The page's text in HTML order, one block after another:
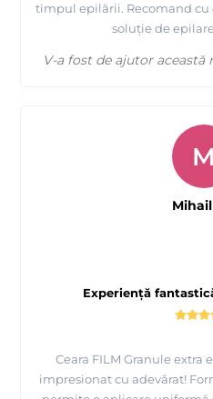
timpul epilării. Recomand cu
soluție de
V-a fost de ajutor această
Experiență
Ceara FILM Granule extra
impresionat cu adevărat!
M